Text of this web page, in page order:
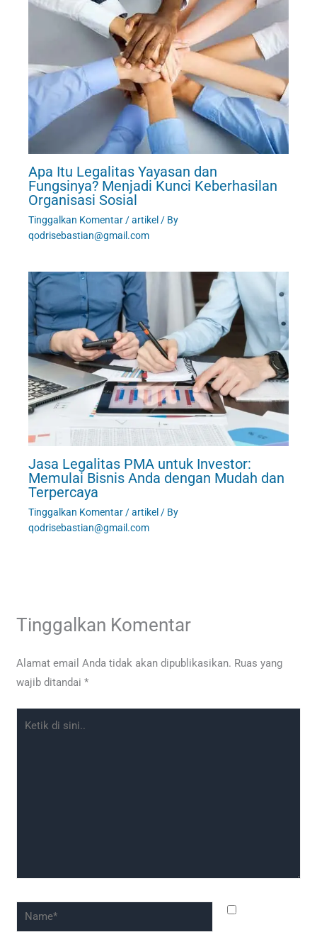
Apa Itu Legalitas Yayasan dan
Fungsinya? Menjadi Kunci Keberhasilan
Organisasi Sosial
Tinggalkan Komentar/artikel / By
qodrisebastian@gmail.com
Jasa Legalitas PMA untuk Investor:
Memulai Bisnis Anda dengan Mudah dan
Terpercaya
Tinggalkan Komentar /artikel / By
qodrisebastian@gmail.com
Tinggalkan Komentar
Alamat email Anda tidak akan dipublikasikan. Ruas yang
wajib ditandai*
Name*